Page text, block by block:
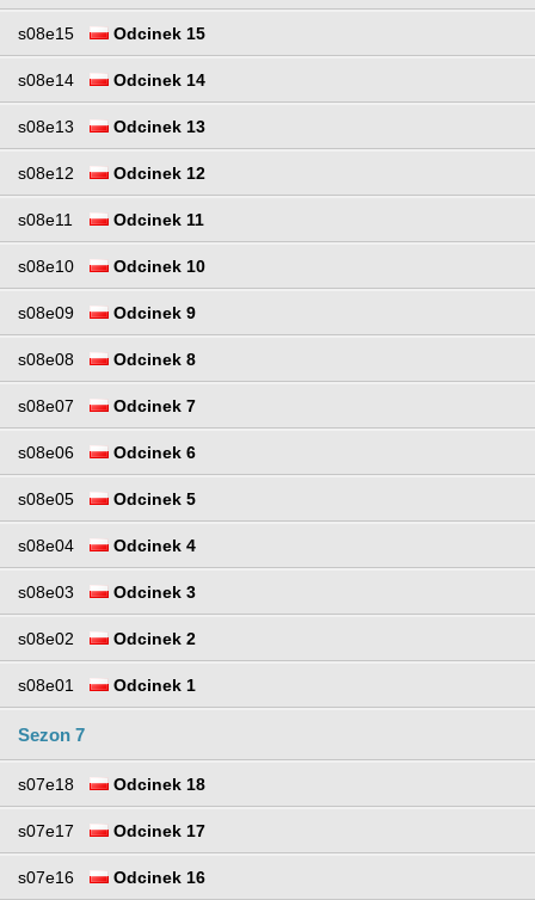
s08e15 Odcinek 15
s08e14 Odcinek 14
s08e13 Odcinek 13
s08e12 Odcinek 12
s08e11 Odcinek 11
s08e10 Odcinek 10
s08e09 Odcinek 9
s08e08 Odcinek 8
s08e07 Odcinek 7
s08e06 Odcinek 6
s08e05 Odcinek 5
s08e04 Odcinek 4
s08e03 Odcinek 3
s08e02 Odcinek 2
s08e01 Odcinek 1
Sezon 7
s07e18 Odcinek 18
s07e17 Odcinek 17
s07e16 Odcinek 16